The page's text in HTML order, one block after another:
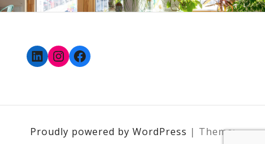
LinkedIn
Instagram
Facebook
Proudly powered by WordPress | Theme: